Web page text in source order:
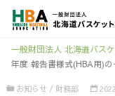
一般財団法人 北海道バス
年度 報告書様式(HBA用)
お知らせ / 財務部